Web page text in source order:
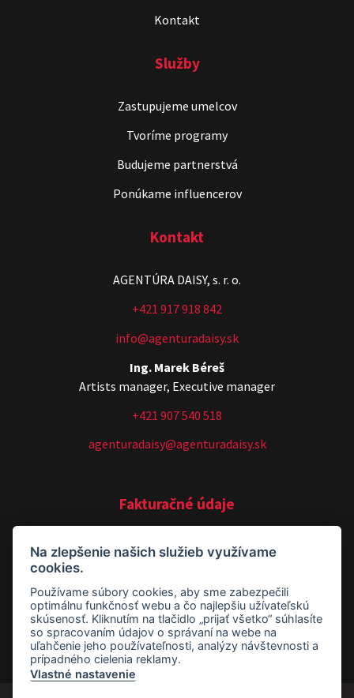
Kontakt
Služby
Zastupujeme umelcov
Tvoríme programy
Budujeme partnerstvá
Ponúkame influencerov
Kontakt
AGENTÚRA DAISY, s. r. o.
+421 917 918 842
info@agenturadaisy.sk
Ing. Marek Béreš
Artists manager, Executive manager
+421 907 540 518
agenturadaisy@agenturadaisy.sk
Fakturačné údaje
AGENTÚRA DAISY, s. r. o.
040 01 Košice
IČO: 36581089
IČ DPH: SK202 18 44 231
Na zlepšenie našich služieb využívame
cookies.
Používame súbory cookies, aby sme zabezpečili
optimálnu funkčnosť webu a čo najlepšiu užívateľskú
skúsenosť. Kliknutím na tlačidlo „prijať všetko“ súhlasíte
so spracovaním údajov o správaní na webe na
uľahčenie jeho používateľnosti, analýzy návštevnosti a
prípadného cielenia reklamy.
Vlastné nastavenie